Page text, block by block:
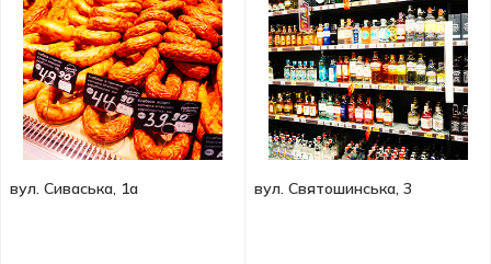
вул. Сиваська, 1а вул. Святошинська, 3